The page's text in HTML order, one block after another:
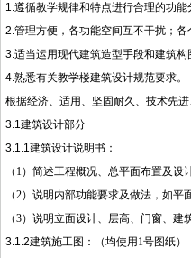
1.遵循教学规律和特点进行合理的功
2.管理方便，各功能空间互不干扰；各
3.适当运用现代建筑造型手段和建筑
4.熟悉有关教学楼建筑设计规范要求。
根据经济、适用、坚固耐久、技术先
3.1建筑设计部分
3.1.1建筑设计说明书：
（ 1）简述工程概况、总平面布置及设
（2）说明内部功能要求及做法，如平
（3）说明立面设计、层高、门窗、建
3.1.2建筑施工图：（均使用 1号图纸）